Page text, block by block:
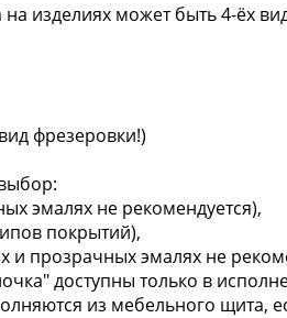
изделиях может быть 4-ёх
фрезеровки!)
эмалях не рекомендуется),
покрытий),
и прозрачных эмалях не
доступны только в
из мебельного щита,